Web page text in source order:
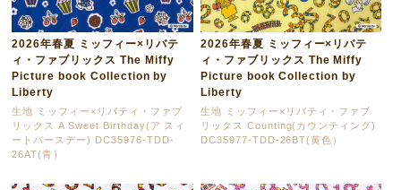
2026年春夏 ミッフィー×リバテ
ィ・ファブリックス The Miffy
Picture book Collection by
Liberty
生地 ミッフィー×リバティ・ファブ
リックス A Sweet Birthday(ア スィ
ートバースデー) DC35976-TDD-
26AT(青）
2026年春夏 ミッフィー×リバテ
ィ・ファブリックス The Miffy
Picture book Collection by
Liberty
生地 ミッフィー×リバティ・ファブ
リックス Counting(カウンティング)
DC35977-TDD-26BT(黄色）